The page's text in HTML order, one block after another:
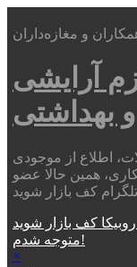
و مغازه‌داران
آرایشی
و بهداشتی
اطلاع از موجودی
همین حالا عضو
کف بازار شوید
متوجه شدم!
×